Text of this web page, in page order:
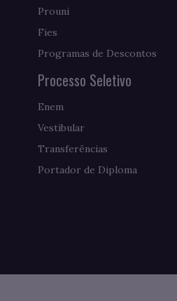
Prouni
Fies
Programas de Descontos
Processo Seletivo
Enem
Vestibular
Transferências
Portador de Diploma